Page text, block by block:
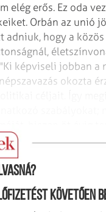
elég erős. Ez oda
Orbán az unió
hogy a
képviseli jobban a
okozta
követően